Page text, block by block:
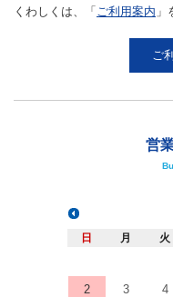
くわしくは、「 ご利用案内 」
ご
営
日 月 火
2 3 4